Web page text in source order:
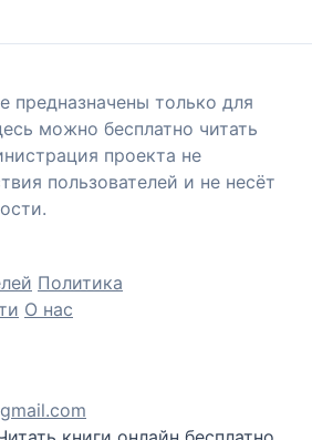
предназначены только для
можно бесплатно читать
проекта не
пользователей и не несёт
Политика
О нас